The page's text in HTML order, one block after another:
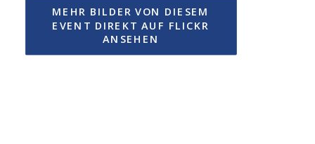
MEHR BILDER VON DIESEM
EVENT DIREKT AUF FLICKR
ANSEHEN